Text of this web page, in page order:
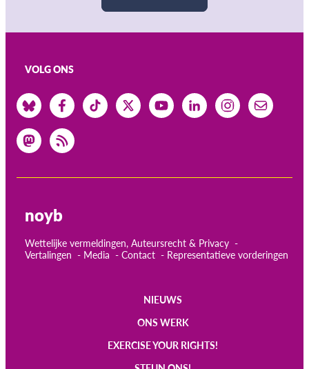
VOLG ONS
noyb
Wettelijke vermeldingen, Auteursrecht & Privacy
Vertalingen
Media Contact Representatieve vorderingen
NIEUWS
ONS WERK
EXERCISE YOUR RIGHTS!